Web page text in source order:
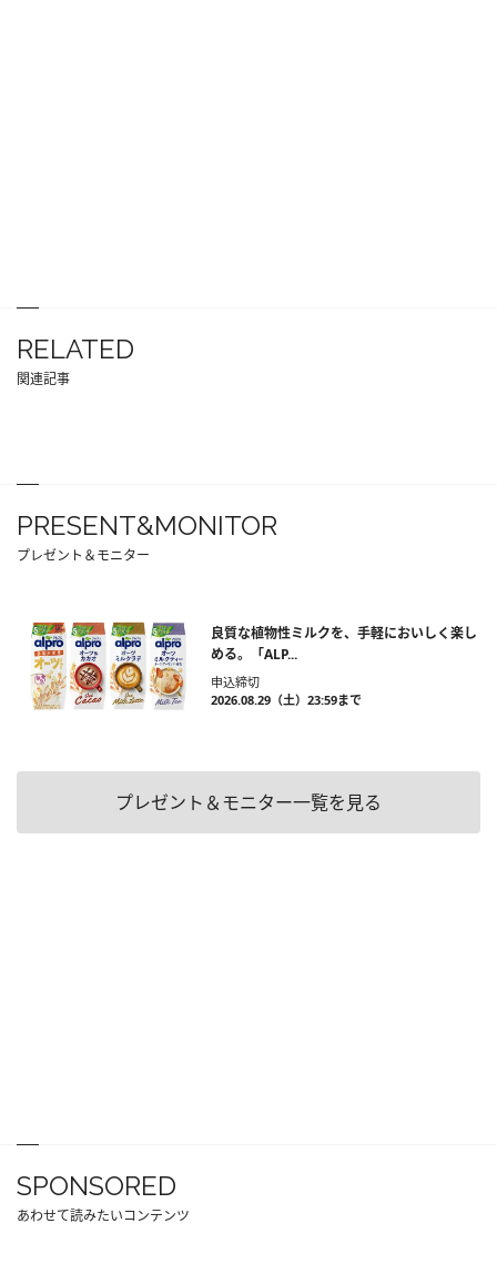
RELATED
関連記事
PRESENT&MONITOR
プレゼント＆モニター
良質な植物性ミルクを、手軽においしく楽し
める。「ALP...
申込締切
2026.08.29（土）23:59まで
プレゼント＆モニター一覧を見る
SPONSORED
あわせて読みたいコンテンツ